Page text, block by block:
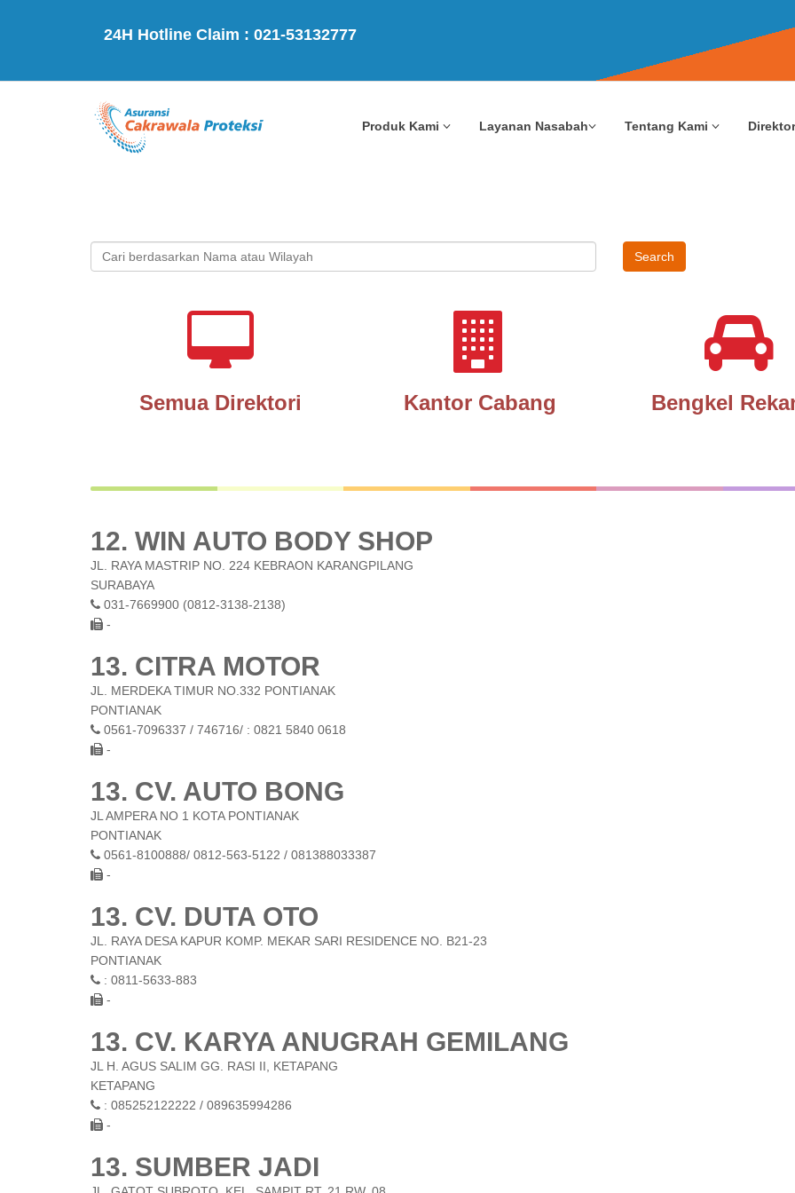
24H Hotline Claim : 021-53132777
Produk Kami Layanan Nasabah Tentang Kami
Semua Direktori Kantor Cabang Bengkel
12. WIN AUTO BODY SHOP
JL. RAYA MASTRIP NO. 224 KEBRAON KARANGPILANG
SURABAYA
031-7669900 (0812-3138-2138)
-
13. CITRA MOTOR
JL. MERDEKA TIMUR NO.332 PONTIANAK
PONTIANAK
0561-7096337 / 746716/ : 0821 5840 0618
-
13. CV. AUTO BONG
JL AMPERA NO 1 KOTA PONTIANAK
PONTIANAK
0561-8100888/ 0812-563-5122 / 081388033387
-
13. CV. DUTA OTO
JL. RAYA DESA KAPUR KOMP. MEKAR SARI RESIDENCE NO. B21-23
PONTIANAK
: 0811-5633-883
-
13. CV. KARYA ANUGRAH GEMILANG
JL H. AGUS SALIM GG. RASI II, KETAPANG
KETAPANG
: 085252122222 / 089635994286
-
13. SUMBER JADI